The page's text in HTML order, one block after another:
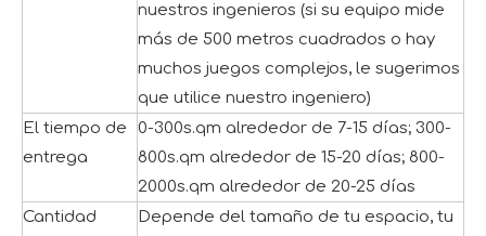
nuestros ingenieros (si su equipo mide
más de 500 metros cuadrados o hay
muchos juegos complejos, le sugerimos
que utilice nuestro ingeniero)
El tiempo de
entrega
0-300s.qm alrededor de 7-15 días; 300-
800s.qm alrededor de 15-20 días; 800-
2000s.qm alrededor de 20-25 días
Cantidad
Depende del tamaño de tu espacio, tu